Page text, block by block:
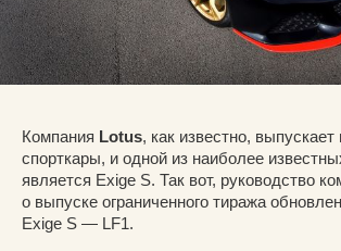
Компания Lotus, как известно,
спорткары, и одной из наиболее
является Exige S. Так вот, руководство
о выпуске ограниченного тиража
Exige S — LF1.